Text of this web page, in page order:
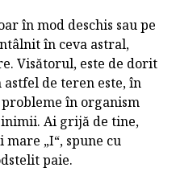
în mod deschis sau pe
în ceva astral,
Visătorul, este de dorit
de teren este, în
în organism
Ai grijă de tine,
„I“, spune cu
paie.